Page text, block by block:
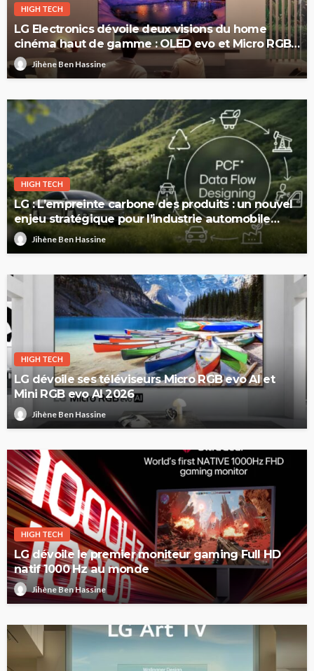
HIGH TECH
LG Electronics dévoile deux visions du home
cinéma haut de gamme : OLED evo et Micro RGB
evoJihène Ben Hassine
HIGH TECH
LG : L’empreinte carbone des produits : un nouvel
enjeu stratégique pour l’industrie automobile
européenne
Jihène Ben Hassine
HIGH TECH
LG dévoile ses téléviseurs Micro RGB evo AI et
Mini RGB evo AI 2026
Jihène Ben Hassine
HIGH TECH
LG dévoile le premier moniteur gaming Full HD
natif 1000 Hz au monde
Jihène Ben Hassine